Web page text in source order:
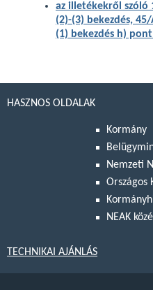
az illetékekről szóló
(2)-(3) bekezdés,
(1) bekezdés h)
HASZNOS OLDALAK
Kormány
Nemzeti
Országos
NEAK
TECHNIKAI AJÁNLÁS